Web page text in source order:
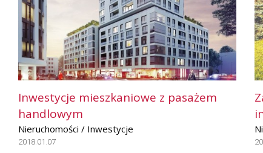
Inwestycje mieszkaniowe z pasażem
handlowym
Nieruchomości / Inwestycje
2018.01.07